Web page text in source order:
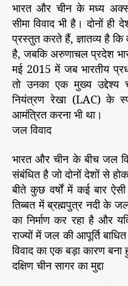
भारत और चीन के मध्य
सीमा विवाद भी है। दोनों ही
प्रस्तुत करते हैं, ज्ञातव्य है कि
है, जबकि अरुणाचल प्रदेश
मई 2015 में जब भारतीय
तो उनका एक मुख्य उद्देश्य
नियंत्रण रेखा (LAC) के
आमंत्रित करना भी था।
जल विवाद
भारत और चीन के बीच जल
संबंधित है जो दोनों देशों से
बीते कुछ वर्षों में कई बार
तिब्बत में ब्रह्मपुत्र नदी के
का निर्माण कर रहा है और
राज्यों में जल की आपूर्ति
विवाद का एक बड़ा कारण
दक्षिण चीन सागर का मुद्दा